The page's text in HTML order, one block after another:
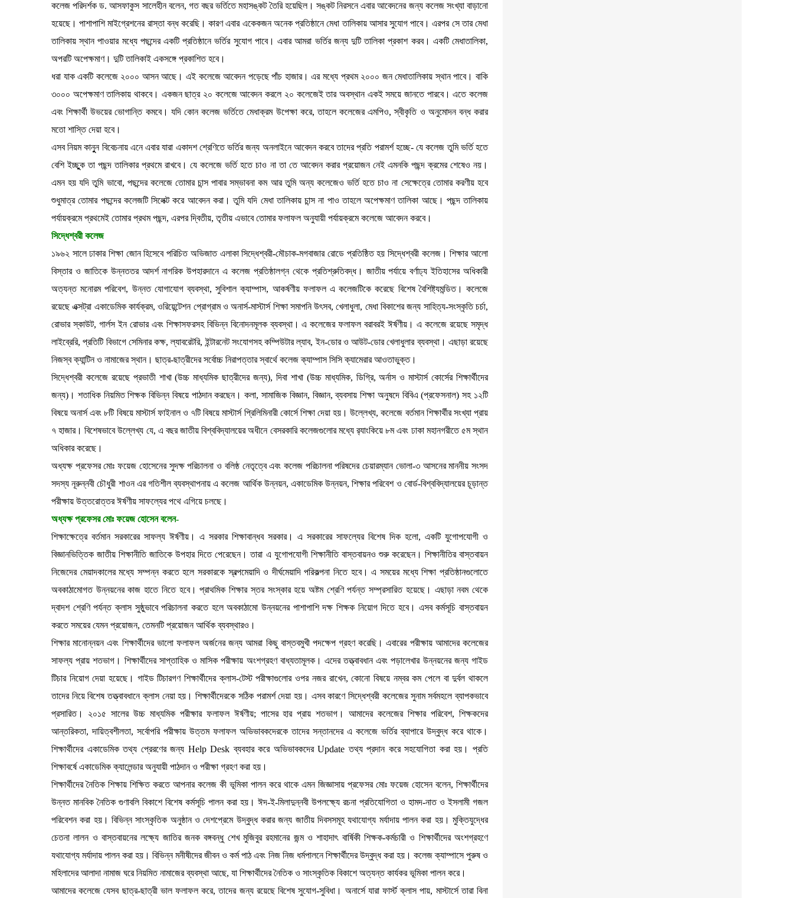
কলেজ পরিদর্শক ড. আসফাকুস সালেহীন বলেন, গত বছর ভর্তিতে মহাসঙ্কট তৈরি হয়েছিল। সঙ্কট নিরসনে এবার আবেদনের জন্য কলেজ সংখ্যা বাড়ানো
হয়েছে। পাশাপাশি মাইগ্রেশনের রাস্তা বন্ধ করেছি। কারণ এবার একেকজন অনেক প্রতিষ্ঠানে মেধা তালিকায় আসার সুযোগ পাবে। এরপর সে তার মেধা
তালিকায় স্থান পাওয়ার মধ্যে পছন্দের একটি প্রতিষ্ঠানে ভর্তির সুযোগ পাবে। এবার আমরা ভর্তির জন্য দুটি তালিকা প্রকাশ করব। একটি মেধাতালিকা,
অপরটি অপেক্ষমাণ। দুটি তালিকাই একসঙ্গে প্রকাশিত হবে।
ধরা যাক একটি কলেজে ২০০০ আসন আছে। এই কলেজে আবেদন পড়েছে পাঁচ হাজার। এর মধ্যে প্রথম ২০০০ জন মেধাতালিকায় স্থান পাবে। বাকি
৩০০০ অপেক্ষমাণ তালিকায় থাকবে। একজন ছাত্র ২০ কলেজে আবেদন করলে ২০ কলেজেই তার অবস্থান একই সময়ে জানতে পারবে। এতে কলেজ
এবং শিক্ষার্থী উভয়ের ভোগান্তি কমবে। যদি কোন কলেজ ভর্তিতে মেধাক্রম উপেক্ষা করে, তাহলে কলেজের এমপিও, স্বীকৃতি ও অনুমোদন বন্ধ করার
মতো শাস্তি দেয়া হবে।
এসব নিয়ম কানুুন বিবেচনায় এনে এবার যারা একাদশ শ্রেণিতে ভর্তির জন্য অনলাইনে আবেদন করবে তাদের প্রতি পরামর্শ হচ্ছে- যে কলেজ তুমি ভর্তি হতে
বেশি ইচ্ছুুক তা পছন্দ তালিকার প্রথমে রাখবে। যে কলেজে ভর্তি হতে চাও না তা তে আবেদন করার প্রয়োজন নেই এমনকি পছন্দ ক্রমের শেষেও নয়।
এমন হয় যদি তুমি ভাবো, পছন্দের কলেজে তোমার চান্স পাবার সম্ভাবনা কম আর তুমি অন্য কলেজেও ভর্তি হতে চাও না সেক্ষেত্রে তোমার করণীয় হবে
শুধুমাত্র তোমার পছন্দের কলেজটি সিলেক্ট করে আবেদন করা। তুমি যদি মেধা তালিকায় চান্স না পাও তাহলে অপেক্ষমাণ তালিকা আছে। পছন্দ তালিকায়
পর্যায়ক্রমে প্রথমেই তোমার প্রথম পছন্দ, এরপর দ্বিতীয়, তৃতীয় এভাবে তোমার ফলাফল অনুযায়ী পর্যায়ক্রমে কলেজে আবেদন করবে।
সিদ্ধেশ্বরী কলেজ
১৯৬২ সালে ঢাকার শিক্ষা জোন হিসেবে পরিচিত অভিজাত এলাকা সিদ্ধেশ্বরী-মৌচাক-মগবাজার রোডে প্রতিষ্ঠিত হয় সিদ্ধেশ্বরী কলেজ। শিক্ষার আলো
বিস্তার ও জাতিকে উন্নততর আদর্শ নাগরিক উপহারদানে এ কলেজ প্রতিষ্ঠালগ্ন থেকে প্রতিশ্রুতিবদ্ধ। জাতীয় পর্যায়ে বর্ণাঢ্য ইতিহাসের অধিকারী
অত্যন্ত মনোরম পরিবেশ, উন্নত যোগাযোগ ব্যবস্থা, সুবিশাল ক্যাম্পাস, আকর্ষণীয় ফলাফল এ কলেজটিকে করেছে বিশেষ বৈশিষ্ট্যমন্ডিত। কলেজে
রয়েছে এক্সট্রা একাডেমিক কার্যক্রম, ওরিয়েন্টেশন প্রোগ্রাম ও অনার্স-মাস্টার্স শিক্ষা সমাপনি উৎসব, খেলাধুলা, মেধা বিকাশের জন্য সাহিত্য-সংস্কৃতি চর্চা,
রোভার স্কাউট, গার্লস ইন রোভার এবং শিক্ষাসফরসহ বিভিন্ন বিনোদনমূলক ব্যবস্থা। এ কলেজের ফলাফল বরাবরই ঈর্ষণীয়। এ কলেজে রয়েছে সমৃদ্ধ
লাইব্রেরি, প্রতিটি বিভাগে সেমিনার কক্ষ, ল্যাবরেটরি, ইন্টারনেট সংযোগসহ কম্পিউটার ল্যাব, ইন-ডোর ও আউট-ডোর খেলাধুলার ব্যবস্থা। এছাড়া রয়েছে
নিজস্ব ক্যান্টিন ও নামাজের স্থান। ছাত্র-ছাত্রীদের সর্বোচ্চ নিরাপত্তার স্বার্থে কলেজ ক্যাম্পাস সিসি ক্যামেরার আওতাভুক্ত।
সিদ্ধেশ্বরী কলেজে রয়েছে প্রভাতী শাখা (উচ্চ মাধ্যমিক ছাত্রীদের জন্য), দিবা শাখা (উচ্চ মাধ্যমিক, ডিগ্রি, অর্নাস ও মাস্টার্স কোর্সের শিক্ষার্থীদের
জন্য)। শতাধিক নিয়মিত শিক্ষক বিভিন্ন বিষয়ে পাঠদান করছেন। কলা, সামাজিক বিজ্ঞান, বিজ্ঞান, ব্যবসায় শিক্ষা অনুষদে বিবিএ (প্রফেসনাল) সহ ১২টি
বিষয়ে অনার্স এবং ৮টি বিষয়ে মাস্টার্স ফাইনাল ও ৭টি বিষয়ে মাস্টার্স প্রিলিমিনারী কোর্সে শিক্ষা দেয়া হয়। উল্লেখ্য, কলেজে বর্তমান শিক্ষার্থীর সংখ্যা প্রায়
৭ হাজার। বিশেষভাবে উল্লেখ্য যে, এ বছর জাতীয় বিশ্ববিদ্যালয়ের অধীনে বেসরকারি কলেজগুলোর মধ্যে র‌্যাংকিয়ে ৮ম এবং ঢাকা মহানগরীতে ৫ম স্থান
অধিকার করেছে।
অধ্যক্ষ প্রফেসর মোঃ ফয়েজ হোসেনের সুদক্ষ পরিচালনা ও বলিষ্ঠ নেতৃত্বে এবং কলেজ পরিচালনা পরিষদের চেয়ারম্যান ভোলা-৩ আসনের মাননীয় সংসদ
সদস্য নূরুন্নবী চৌধুরী শাওন এর গতিশীল ব্যবস্থাপনায় এ কলেজ আর্থিক উন্নয়ন, একাডেমিক উন্নয়ন, শিক্ষার পরিবেশ ও বোর্ড-বিশ্ববিদ্যালয়ের চূড়ান্ত
পরীক্ষায় উত্তরোত্তর ঈর্ষণীয় সাফল্যের পথে এগিয়ে চলছে।
অধ্যক্ষ প্রফেসর মোঃ ফয়েজ হোসেন বলেন-
শিক্ষাক্ষেত্রে বর্তমান সরকারের সাফল্য ঈর্ষণীয়। এ সরকার শিক্ষাবান্ধব সরকার। এ সরকারের সাফল্যের বিশেষ দিক হলো, একটি যুগোপযোগী ও
বিজ্ঞানভিত্তিক জাতীয় শিক্ষানীতি জাতিকে উপহার দিতে পেরেছেন। তারা এ যুগোপযোগী শিক্ষানীতি বাস্তবায়নও শুরু করেছেন। শিক্ষানীতির বাস্তবায়ন
নিজেদের মেয়াদকালের মধ্যে সম্পন্ন করতে হলে সরকারকে স্বল্পমেয়াদি ও দীর্ঘমেয়াদি পরিকল্পনা নিতে হবে। এ সময়ের মধ্যে শিক্ষা প্রতিষ্ঠানগুলোতে
অবকাঠামোগত উন্নয়নের কাজ হাতে নিতে হবে। প্রাথমিক শিক্ষার স্তর সংস্কার হয়ে অষ্টম শ্রেণি পর্যন্ত সম্প্রসারিত হয়েছে। এছাড়া নবম থেকে
দ্বাদশ শ্রেণি পর্যন্ত ক্লাস সুষ্ঠুভাবে পরিচালনা করতে হলে অবকাঠামো উন্নয়নের পাশাপাশি দক্ষ শিক্ষক নিয়োগ দিতে হবে। এসব কর্মসূচি বাস্তবায়ন
করতে সময়ের যেমন প্রয়োজন, তেমনটি প্রয়োজন আর্থিক ব্যবস্থারও।
শিক্ষার মানোন্নয়ন এবং শিক্ষার্থীদের ভালো ফলাফল অর্জনের জন্য আমরা কিছু বাস্তবমুখী পদক্ষেপ গ্রহণ করেছি। এবারের পরীক্ষায় আমাদের কলেজের
সাফল্য প্রায় শতভাগ। শিক্ষার্থীদের সাপ্তাহিক ও মাসিক পরীক্ষায় অংশগ্রহণ বাধ্যতামূলক। এদের তত্ত্বাবধান এবং পড়ালেখার উন্নয়নের জন্য গাইড
টিচার নিয়োগ দেয়া হয়েছে। গাইড টিচারগণ শিক্ষার্থীদের ক্লাস-টেস্ট পরীক্ষাগুলোর ওপর নজর রাখেন, কোনো বিষয়ে নম্বর কম পেলে বা দুর্বল থাকলে
তাদের নিয়ে বিশেষ তত্ত্বাবধানে ক্লাস নেয়া হয়। শিক্ষার্থীদেরকে সঠিক পরামর্শ দেয়া হয়। এসব কারণে সিদ্ধেশ্বরী কলেজের সুনাম সর্বমহলে ব্যাপকভাবে
প্রসারিত। ২০১৫ সালের উচ্চ মাধ্যমিক পরীক্ষার ফলাফল ঈর্ষণীয়; পাসের হার প্রায় শতভাগ। আমাদের কলেজের শিক্ষার পরিবেশ, শিক্ষকদের
আন্তরিকতা, দায়িত্বশীলতা, সর্বোপরি পরীক্ষায় উত্তম ফলাফল অভিভাবকদেরকে তাদের সন্তানদের এ কলেজে ভর্তির ব্যাপারে উদ্বুদ্ধ করে থাকে।
শিক্ষার্থীদের একাডেমিক তথ্য প্রেরণের জন্য Help Desk ব্যবহার করে অভিভাবকদের Update তথ্য প্রদান করে সহযোগিতা করা হয়। প্রতি
শিক্ষাবর্ষে একাডেমিক ক্যালেন্ডার অনুযায়ী পাঠদান ও পরীক্ষা গ্রহণ করা হয়।
শিক্ষার্থীদের নৈতিক শিক্ষায় শিক্ষিত করতে আপনার কলেজ কী ভূমিকা পালন করে থাকে এমন জিজ্ঞাসায় প্রফেসর মোঃ ফয়েজ হোসেন বলেন, শিক্ষার্থীদের
উন্নত মানবিক নৈতিক গুণাবলি বিকাশে বিশেষ কর্মসূচি পালন করা হয়। ঈদ-ই-মিলাদুন্নবী উপলক্ষ্যে রচনা প্রতিযোগিতা ও হামদ-নাত ও ইসলামী গজল
পরিবেশন করা হয়। বিভিন্ন সাংস্কৃতিক অনুষ্ঠান ও দেশপ্রেমে উদ্বুদ্ধ করার জন্য জাতীয় দিবসসমূহ যথাযোগ্য মর্যাদায় পালন করা হয়। মুক্তিযুদ্ধের
চেতনা লালন ও বাস্তবায়নের লক্ষ্যে জাতির জনক বঙ্গবন্ধু শেখ মুজিবুর রহমানের জন্ম ও শাহাদাৎ বার্ষিকী শিক্ষক-কর্মচারী ও শিক্ষার্থীদের অংশগ্রহণে
যথাযোগ্য মর্যাদায় পালন করা হয়। বিভিন্ন মনীষীদের জীবন ও কর্ম পাঠ এবং নিজ নিজ ধর্মপালনে শিক্ষার্থীদের উদ্বুদ্ধ করা হয়। কলেজ ক্যাম্পাসে পুরুষ ও
মহিলাদের আলাদা নামাজ ঘরে নিয়মিত নামাজের ব্যবস্থা আছে, যা শিক্ষার্থীদের নৈতিক ও সাংস্কৃতিক বিকাশে অত্যন্ত কার্যকর ভূমিকা পালন করে।
আমাদের কলেজে যেসব ছাত্র-ছাত্রী ভাল ফলাফল করে, তাদের জন্য রয়েছে বিশেষ সুযোগ-সুবিধা। অনার্সে যারা ফার্স্ট ক্লাস পায়, মাস্টার্সে তারা বিনা